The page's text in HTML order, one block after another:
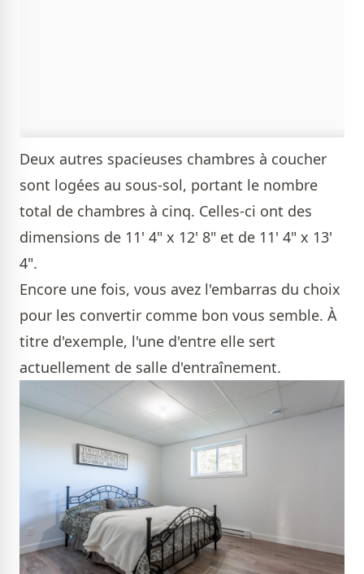
Deux autres spacieuses chambres à coucher
sont logées au sous-sol, portant le nombre
total de chambres à cinq. Celles-ci ont des
dimensions de 11' 4" x 12' 8" et de 11' 4" x 13'
4".
Encore une fois, vous avez l'embarras du choix
pour les convertir comme bon vous semble. À
titre d'exemple, l'une d'entre elle sert
actuellement de salle d'entraînement.